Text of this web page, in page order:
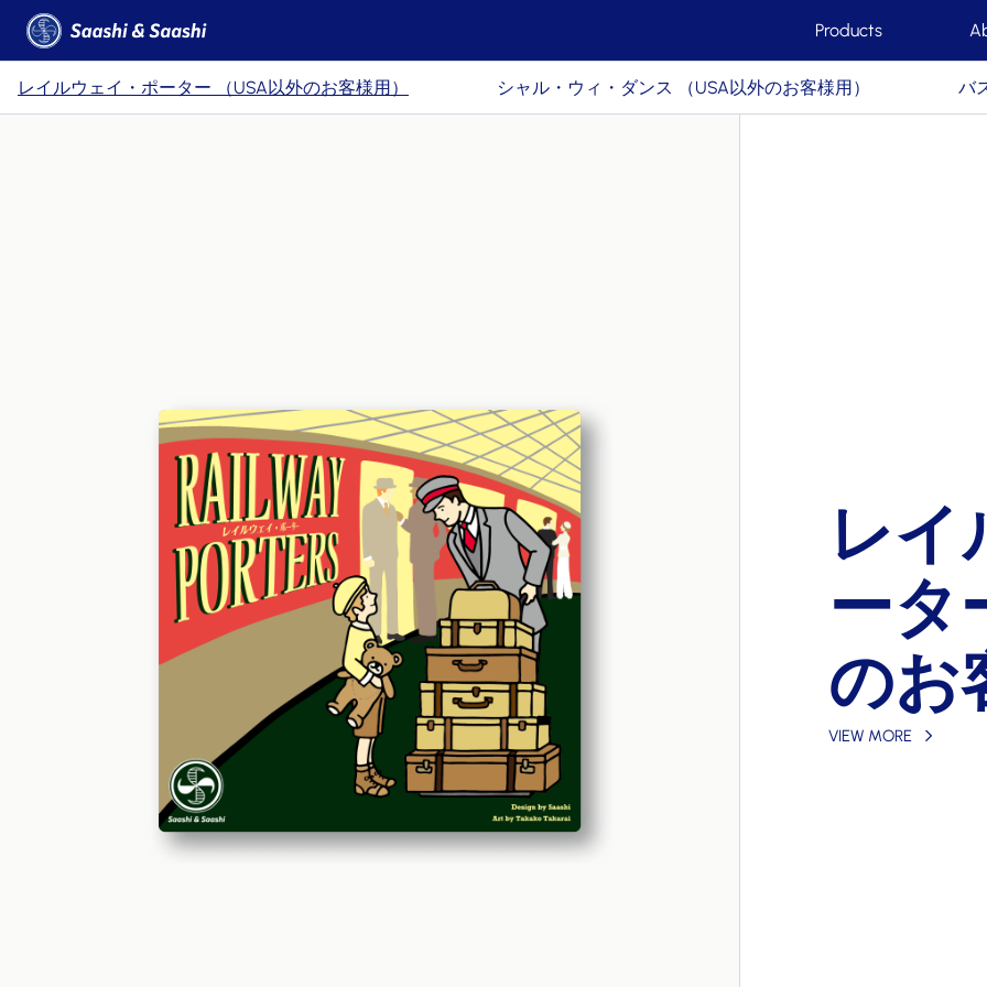
Products
レイルウェイ・ポーター （USA以外のお客様用） シャル・ウィ・ダンス （USA以外のお客様用） バ
レイ
ータ
のお
VIEW MORE
『レイルウェイ
です。ポーター
していきます。
異なるため、
を見据えた判断
する新しいダイ
シャ
ンス
お客
VIEW MORE
今宵は紳士と淑
つけて踊りま
「シャル・ウィ
を盛り上げま
なたの元から去
ら駆け引きの
バス
版
客様
VIEW MORE
『バス&ストッ
を配りながら、
せることを競う
充）」か「下
ルなルールであ
なプレイ感が楽
祝宴
以外
VIEW MORE
『祝宴の夜に』
の大広間に貴賓
合わせたり、最
置いていく必
ら、数種の条件
置ゲームです。
午前
走
客様
VIEW MORE
『午前１時の大
ドゲームです
が、カードプレ
ん。カードを
にたくさんのカ
レイ感をお楽し
バス
VIEW MORE
『バス&ストッ
を配りながら、
せることを競う
充）」か「下
ルなルールであ
なプレイ感が楽
ゲッ
ード
マ
VIEW MORE
パリとローマの
レイヤーはマッ
いきます。乗客
す。他のプレ
するかもしれな
路線をつくりま
ニュ
VIEW MORE
『ニュースボー
ン地区の新聞少
ームです。プ
新聞社に対す
境を改善する
売しつつ、少年
きるでしょうか。
カム
ウェ
外の
VIEW MORE
『カム・セイ
たちをうまく船
ゲームです。
ていくか、シ
を短時間で楽
ルなど豪華な内
い。
ゲッ
ード
ク&
語版
す。効果的なル
渋滞をうまく避
ードをめくり、
考え、自分の
や友人と気軽に
ップは新たに
ゲス
VIEW MORE
『ゲストがく
た家の片付けを
ドゲームです
う２つのシン
楽しむことが
ることができる
ドをパーティの
コー
ー
ン日
VIEW MORE
『コーヒーロ
「コク・酸味・
ボード上の特
のコーヒー豆
ょう。豆を煎
してしまいます
で止めなければ
バス
ろう
VIEW MORE
『バスルートを
ドゲームです
書き入れるこ
特徴の異なる
ームをお楽しみ
Aコ
新版
お客
VIEW MORE
ジャズミュージ
す。音楽で大
即興の機会を
ことができる
ゲーム展開をお
旅の
VIEW MORE
『旅のあと』は
の思い出マップ
ーは帰国した
都、あるいはシ
エレ
VIEW MORE
『エレベータ前
んだ自分の家
うカードゲー
プルな構成で
終盤には意外な